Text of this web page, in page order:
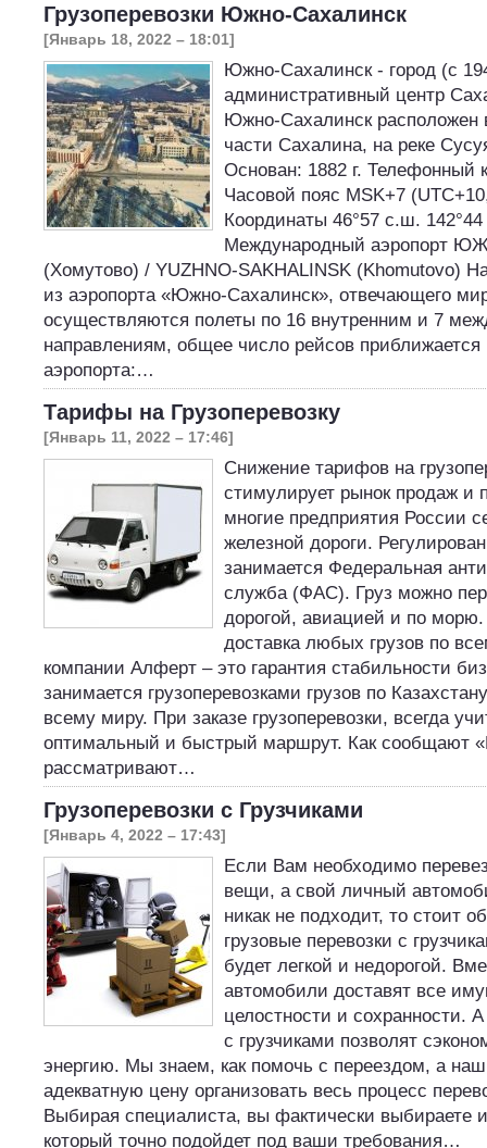
Грузоперевозки Южно-Сахалинск
[Январь 18, 2022 – 18:01]
Южно-Сахалинск - город (c
административный центр
Южно-Сахалинск расположен
части Сахалина, на реке
Основан: 1882 г. Телефонный
Часовой пояс MSK+7
Координаты 46°57 с.ш.
Международный аэропорт
(Хомутово) / YUZHNO-SAKHALINSK (Khomutovo)
из аэропорта «Южно-Сахалинск», отвечающего
осуществляются полеты по 16 внутренним и 7
направлениям, общее число рейсов приближается
аэропорта:…
Тарифы на Грузоперевозку
[Январь 11, 2022 – 17:46]
Снижение тарифов на
стимулирует рынок продаж и
многие предприятия России
железной дороги.
занимается Федеральная
служба (ФАС). Груз можно
дорогой, авиацией и по
доставка любых грузов по
компании Алферт – это гарантия стабильности
занимается грузоперевозками грузов по
всему миру. При заказе грузоперевозки, всегда
оптимальный и быстрый маршрут. Как сообщают
рассматривают…
Грузоперевозки с Грузчиками
[Январь 4, 2022 – 17:43]
Если Вам необходимо
вещи, а свой личный
никак не подходит, то стоит
грузовые перевозки с
будет легкой и недорогой.
автомобили доставят все
целостности и сохранности.
с грузчиками позволят
энергию. Мы знаем, как помочь с переездом, а
адекватную цену организовать весь процесс
Выбирая специалиста, вы фактически выбираете
который точно подойдет под ваши требования…